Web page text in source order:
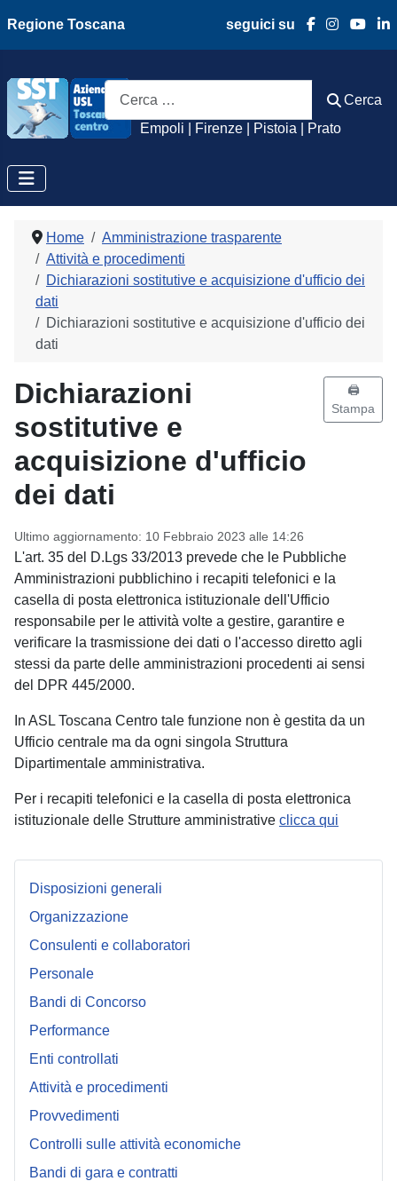
Regione Toscana seguici su
Azienda Usl
Empoli | Firenze | Pistoia | Prato
Cerca
Cerca
Disposizioni generali
Organizzazione
Consulenti e collaboratori
Personale
Bandi di Concorso
Performance
Enti controllati
Attività e procedimenti
Provvedimenti
Controlli sulle attività economiche
Bandi di gara e contratti
Home
Amministrazione trasparente
Attività e procedimenti
Dichiarazioni sostitutive e acquisizione d'ufficio dei
dati
Dichiarazioni sostitutive e acquisizione d'ufficio dei
dati
Dichiarazioni
sostitutive e
acquisizione d'ufficio
dei dati
Ultimo aggiornamento: 10 Febbraio 2023 alle 14:26
🖨️
Stampa
L'art. 35 del D.Lgs 33/2013 prevede che le Pubbliche
Amministrazioni pubblichino i recapiti telefonici e la
casella di posta elettronica istituzionale dell'Ufficio
responsabile per le attività volte a gestire, garantire e
verificare la trasmissione dei dati o l'accesso diretto agli
stessi da parte delle amministrazioni procedenti ai sensi
del DPR 445/2000.
In ASL Toscana Centro tale funzione non è gestita da un
Ufficio centrale ma da ogni singola Struttura
Dipartimentale amministrativa.
Per i recapiti telefonici e la casella di posta elettronica
istituzionale delle Strutture amministrative clicca qui